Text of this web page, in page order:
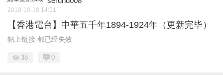
2018-10-18 14:51
【香港電台】中華五千年1894-1924年（更新完毕）
帖上链接 都已经失效
38 0